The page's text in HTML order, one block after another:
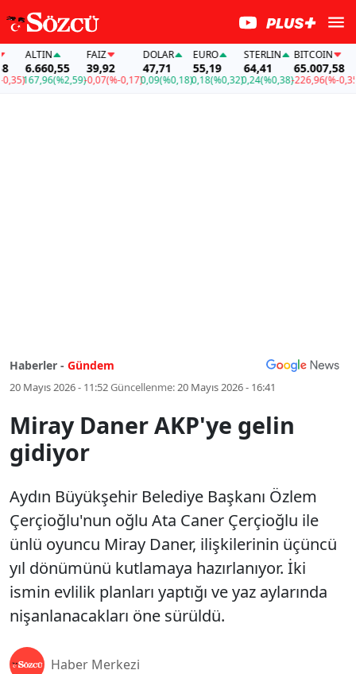
ALTIN
6.660,55
167,96(%2,59)
FAİZ
39,92
-0,07(%-0,17)
DOLAR
47,71
0,09(%0,18)
EURO
55,19
0,18(%0,32)
STERLIN
64,41
0,24(%0,38)
BITCOIN
65.007,58
-226,96(%-0,35)
Haberler - Gündem
20 Mayıs 2026 - 11:52Güncellenme:20 Mayıs 2026 - 16:41
Miray Daner AKP'ye gelin
gidiyor
Aydın Büyükşehir Belediye Başkanı Özlem
Çerçioğlu'nun oğlu Ata Caner Çerçioğlu ile
ünlü oyuncu Miray Daner, ilişkilerinin üçüncü
yıl dönümünü kutlamaya hazırlanıyor. İki
ismin evlilik planları yaptığı ve yaz aylarında
nişanlanacakları öne sürüldü.
Haber Merkezi